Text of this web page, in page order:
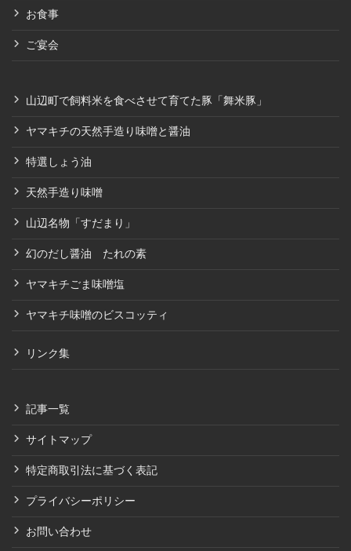
お食事
ご宴会
山辺町で飼料米を食べさせて育てた豚「舞米豚」
ヤマキチの天然手造り味噌と醤油
特選しょう油
天然手造り味噌
山辺名物「すだまり」
幻のだし醤油 たれの素
ヤマキチごま味噌塩
ヤマキチ味噌のビスコッティ
リンク集
記事一覧
サイトマップ
特定商取引法に基づく表記
プライバシーポリシー
お問い合わせ